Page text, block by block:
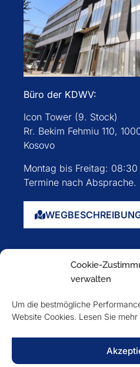
Cookie-
verwalten
Um die bestmögliche
Website Cookies. Lesen Sie
Büro der KDWV:
Icon Tower (9. Stock)
Rr. Bekim Fehmiu 110,
Kosovo
Montag bis Freitag: 08:30
Termine nach Absprache.
Mitglieder